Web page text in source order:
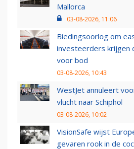
Mallorca
03-08-2026, 11:06
Biedingsoorlog om
investeerders krijgen
voor bod
03-08-2026, 10:43
WestJet annuleert
vlucht naar Schiphol
03-08-2026, 10:02
VisionSafe wijst
gevaren rook in de